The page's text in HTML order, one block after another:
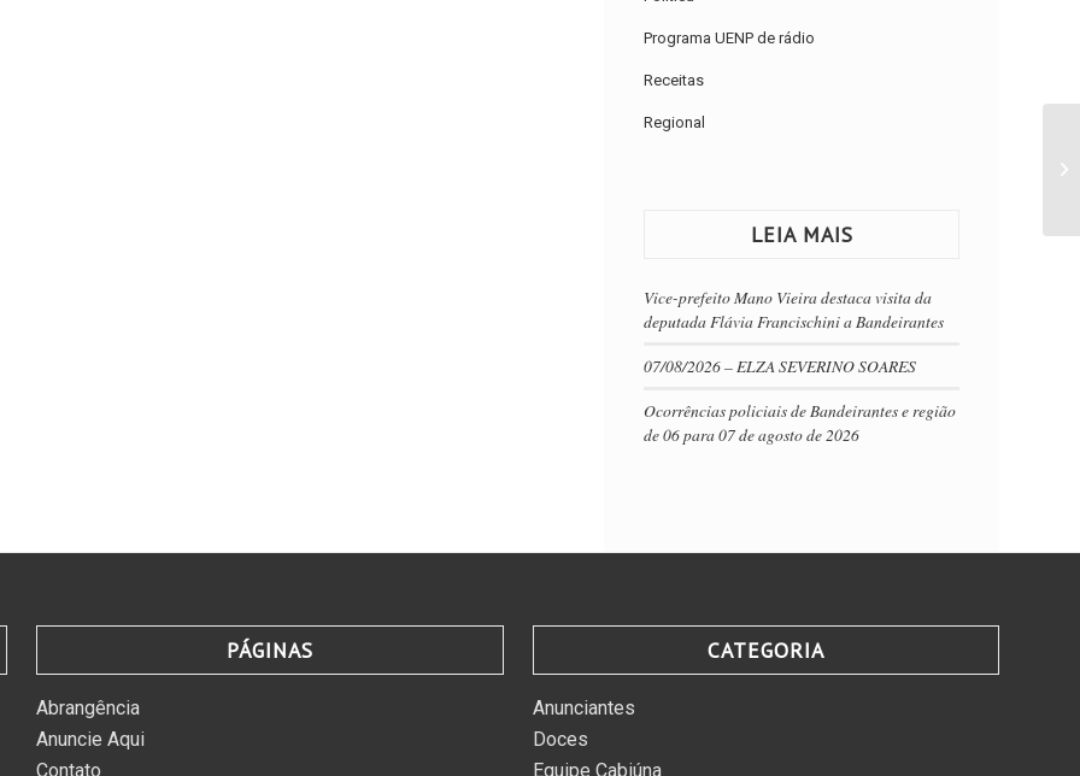
Programa UENP de rádio
Receitas
Regional
LEIA MAIS
Vice-prefeito Mano Vieira destaca visita da
deputada Flávia Francischini a Bandeirantes
07/08/2026 – ELZA SEVERINO SOARES
Ocorrências policiais de Bandeirantes e região
de 06 para 07 de agosto de 2026
PÁGINAS
Abrangência
Anuncie Aqui
Contato
CATEGORIA
Anunciantes
Doces
Equipe Cabiúna